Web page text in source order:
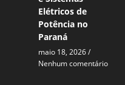
Elétricos de
Potência no
Paraná
maio 18, 2026
Nenhum comentário